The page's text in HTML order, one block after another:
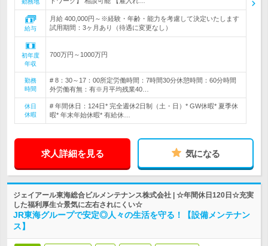
勤務地
給与
月給 400,000円～※経験・年齢・能力を考慮して決定いたします
試用期間：3ヶ月あり（待遇に変更なし）
初年度
年収
700万円～1000万円
勤務
時間
# 8：30～17：00所定労働時間：7時間30分休憩時間：60分時間
外労働有無：有※月平均残業40…
休日
休暇
# 年間休日：124日* 完全週休2日制（土・日）* GW休暇* 夏季休
暇* 年末年始休暇* 有給休…
求人詳細を見る 気になる
ジェイアール東海総合ビルメンテナンス株式会社 | ☆年間休日120日☆充実
した福利厚生☆景気に左右されにくい☆
JR東海グループで安定◎人々の生活を守る！【設備メンテナン
ス】